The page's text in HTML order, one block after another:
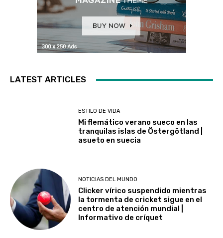
LATEST ARTICLES
ESTILO DE VIDA
Mi flemático verano sueco en las
tranquilas islas de Östergötland |
asueto en suecia
NOTICIAS DEL MUNDO
Clicker vírico suspendido mientras
la tormenta de cricket sigue en el
centro de atención mundial |
Informativo de críquet